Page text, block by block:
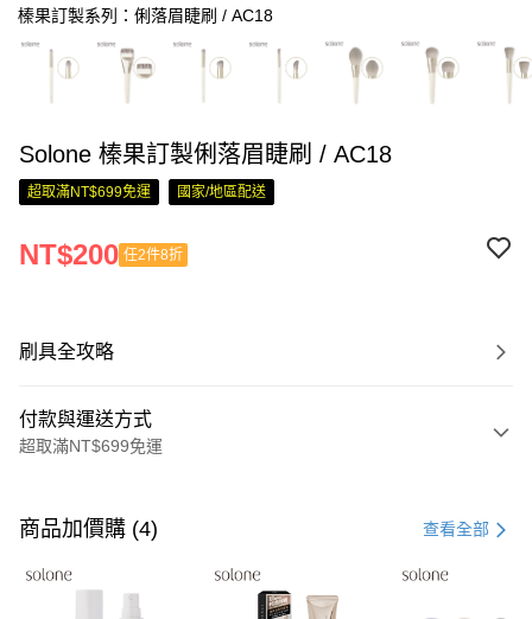
榛果訂製系列：俐落眉睫刷 / AC18
Solone 榛果訂製俐落眉睫刷 / AC18
超取滿NT$699免運 國家/地區配送
NT$200 任2件8折
刷具全攻略
付款與運送方式
超取滿NT$699免運
信用卡一次付款
超商取貨付款
商品加價購 (4) 查看全部